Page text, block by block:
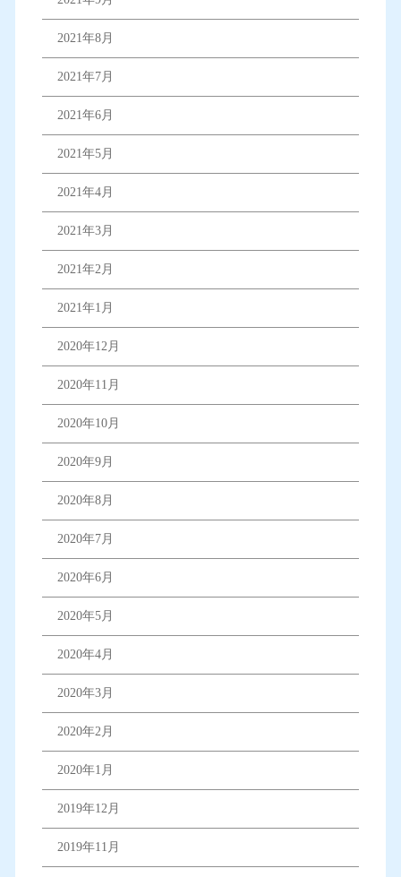
2021年8月
2021年7月
2021年6月
2021年5月
2021年4月
2021年3月
2021年2月
2021年1月
2020年12月
2020年11月
2020年10月
2020年9月
2020年8月
2020年7月
2020年6月
2020年5月
2020年4月
2020年3月
2020年2月
2020年1月
2019年12月
2019年11月